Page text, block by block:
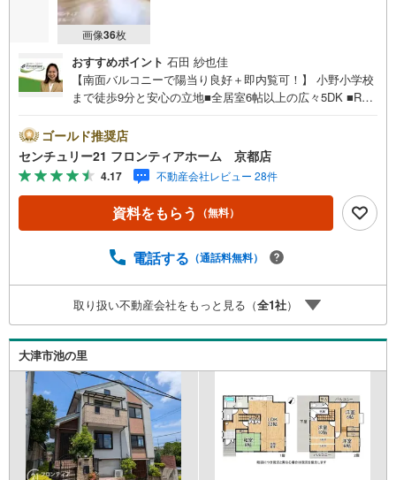
画像36枚
おすすめポイント 石田 紗也佳
【南面バルコニーで陽当り良好＋即内覧可！】 小野小学校
まで徒歩9分と安心の立地■全居室6帖以上の広々5DK ■RC
敷地面積191.71m2のゆとりある敷地・2面採光で通風良好
な和室・お料理に集中できる壁付けシステムキッチン リフ
ォーム内容（令和2年10月）・システムキッチン、システム
バス、洗面化粧台交換・クロス張替、フローリング張替・
畳交換、クローゼット新設、ハウスクリーニング 立地・大
津市立小野小学校まで徒歩約9分・大津市立志賀中学校まで
ァイナンシャルプランナーが資金計画をサポート！2.買い
の銀行と繋がりがあるため、最も低金利になるように審査
が可能！弊社は専門家同士が連携をとっているため、より
多くの知見がございますお気軽にお問合せください
ゴールド推奨店
センチュリー21 フロンティアホーム 京都店
4.17 不動産会社レビュー 28件
資料をもらう （無料）
電話する （通話料無料）
取り扱い不動産会社をもっと見る（全1社）
大津市池の里